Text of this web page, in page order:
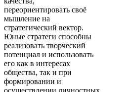
переориентировать своё
мышление на
стратегический вектор.
Юные стратеги способны
реализовать творческий
потенциал и использовать
его как в интересах
общества, так и при
формировании и